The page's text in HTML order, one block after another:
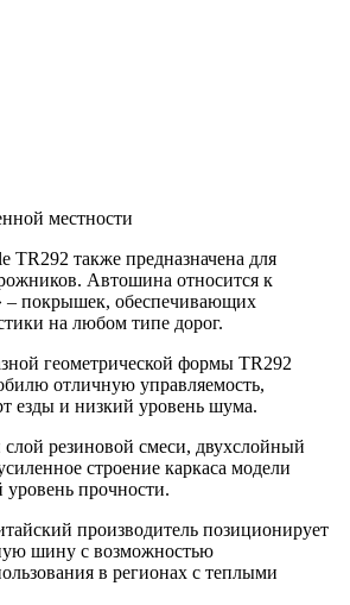
местности
TR292 также предназначена для
Автошина относится к
– покрышек, обеспечивающих
на любом типе дорог.
геометрической формы TR292
отличную управляемость,
езды и низкий уровень шума.
резиновой смеси, двухслойный
строение каркаса модели
уровень прочности.
производитель позиционирует
шину с возможностью
в регионах с теплыми